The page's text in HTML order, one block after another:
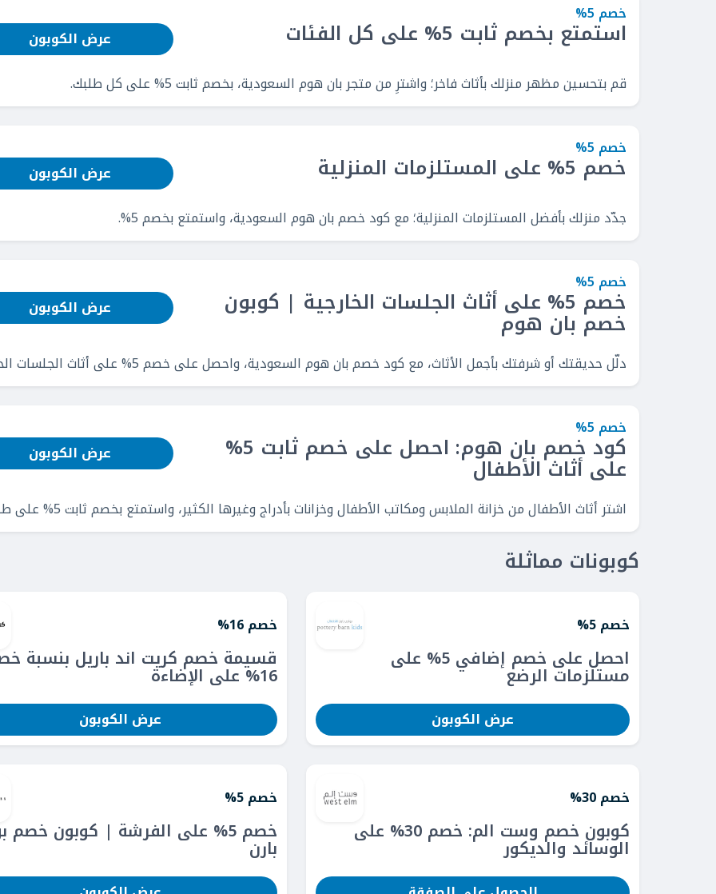
خصم 5%
استمتع بخصم ثابت 5% على كل الفئات
عرض الكوبون
قم بتحسين مظهر منزلك بأثاث فاخر؛ واشترِ من متجر بان هوم السعودية، بخصم ثابت 5% على كل طلبك.
خصم 5%
خصم 5% على المستلزمات المنزلية
عرض الكوبون
جدّد منزلك بأفضل المستلزمات المنزلية؛ مع كود خصم بان هوم السعودية، واستمتع بخصم 5%.
خصم 5%
خصم 5% على أثاث الجلسات الخارجية | كوبون
خصم بان هوم عرض الكوبون
دلّل حديقتك أو شرفتك بأجمل الأثاث، مع كود خصم بان هوم السعودية، واحصل على خصم 5% على أثاث الجلسات الخارجية.
خصم 5%
كود خصم بان هوم: احصل على خصم ثابت 5%
على أثاث الأطفال عرض الكوبون
اشتر أثاث الأطفال من خزانة الملابس ومكاتب الأطفال وخزانات بأدراج وغيرها الكثير، واستمتع بخصم ثابت 5% على طلبك.
كوبونات مماثلة
خصم 5%
احصل على خصم إضافي 5% على
مستلزمات الرضع
عرض الكوبون
خصم 16%
قسيمة خصم كريت اند باريل بنسبة
16% على الإضاءة
عرض الكوبون
خصم 30%
كوبون خصم وست الم: خصم 30% على
الوسائد والديكور
خصم 5%
خصم 5% على الفرشة | كوبون خصم
بارن